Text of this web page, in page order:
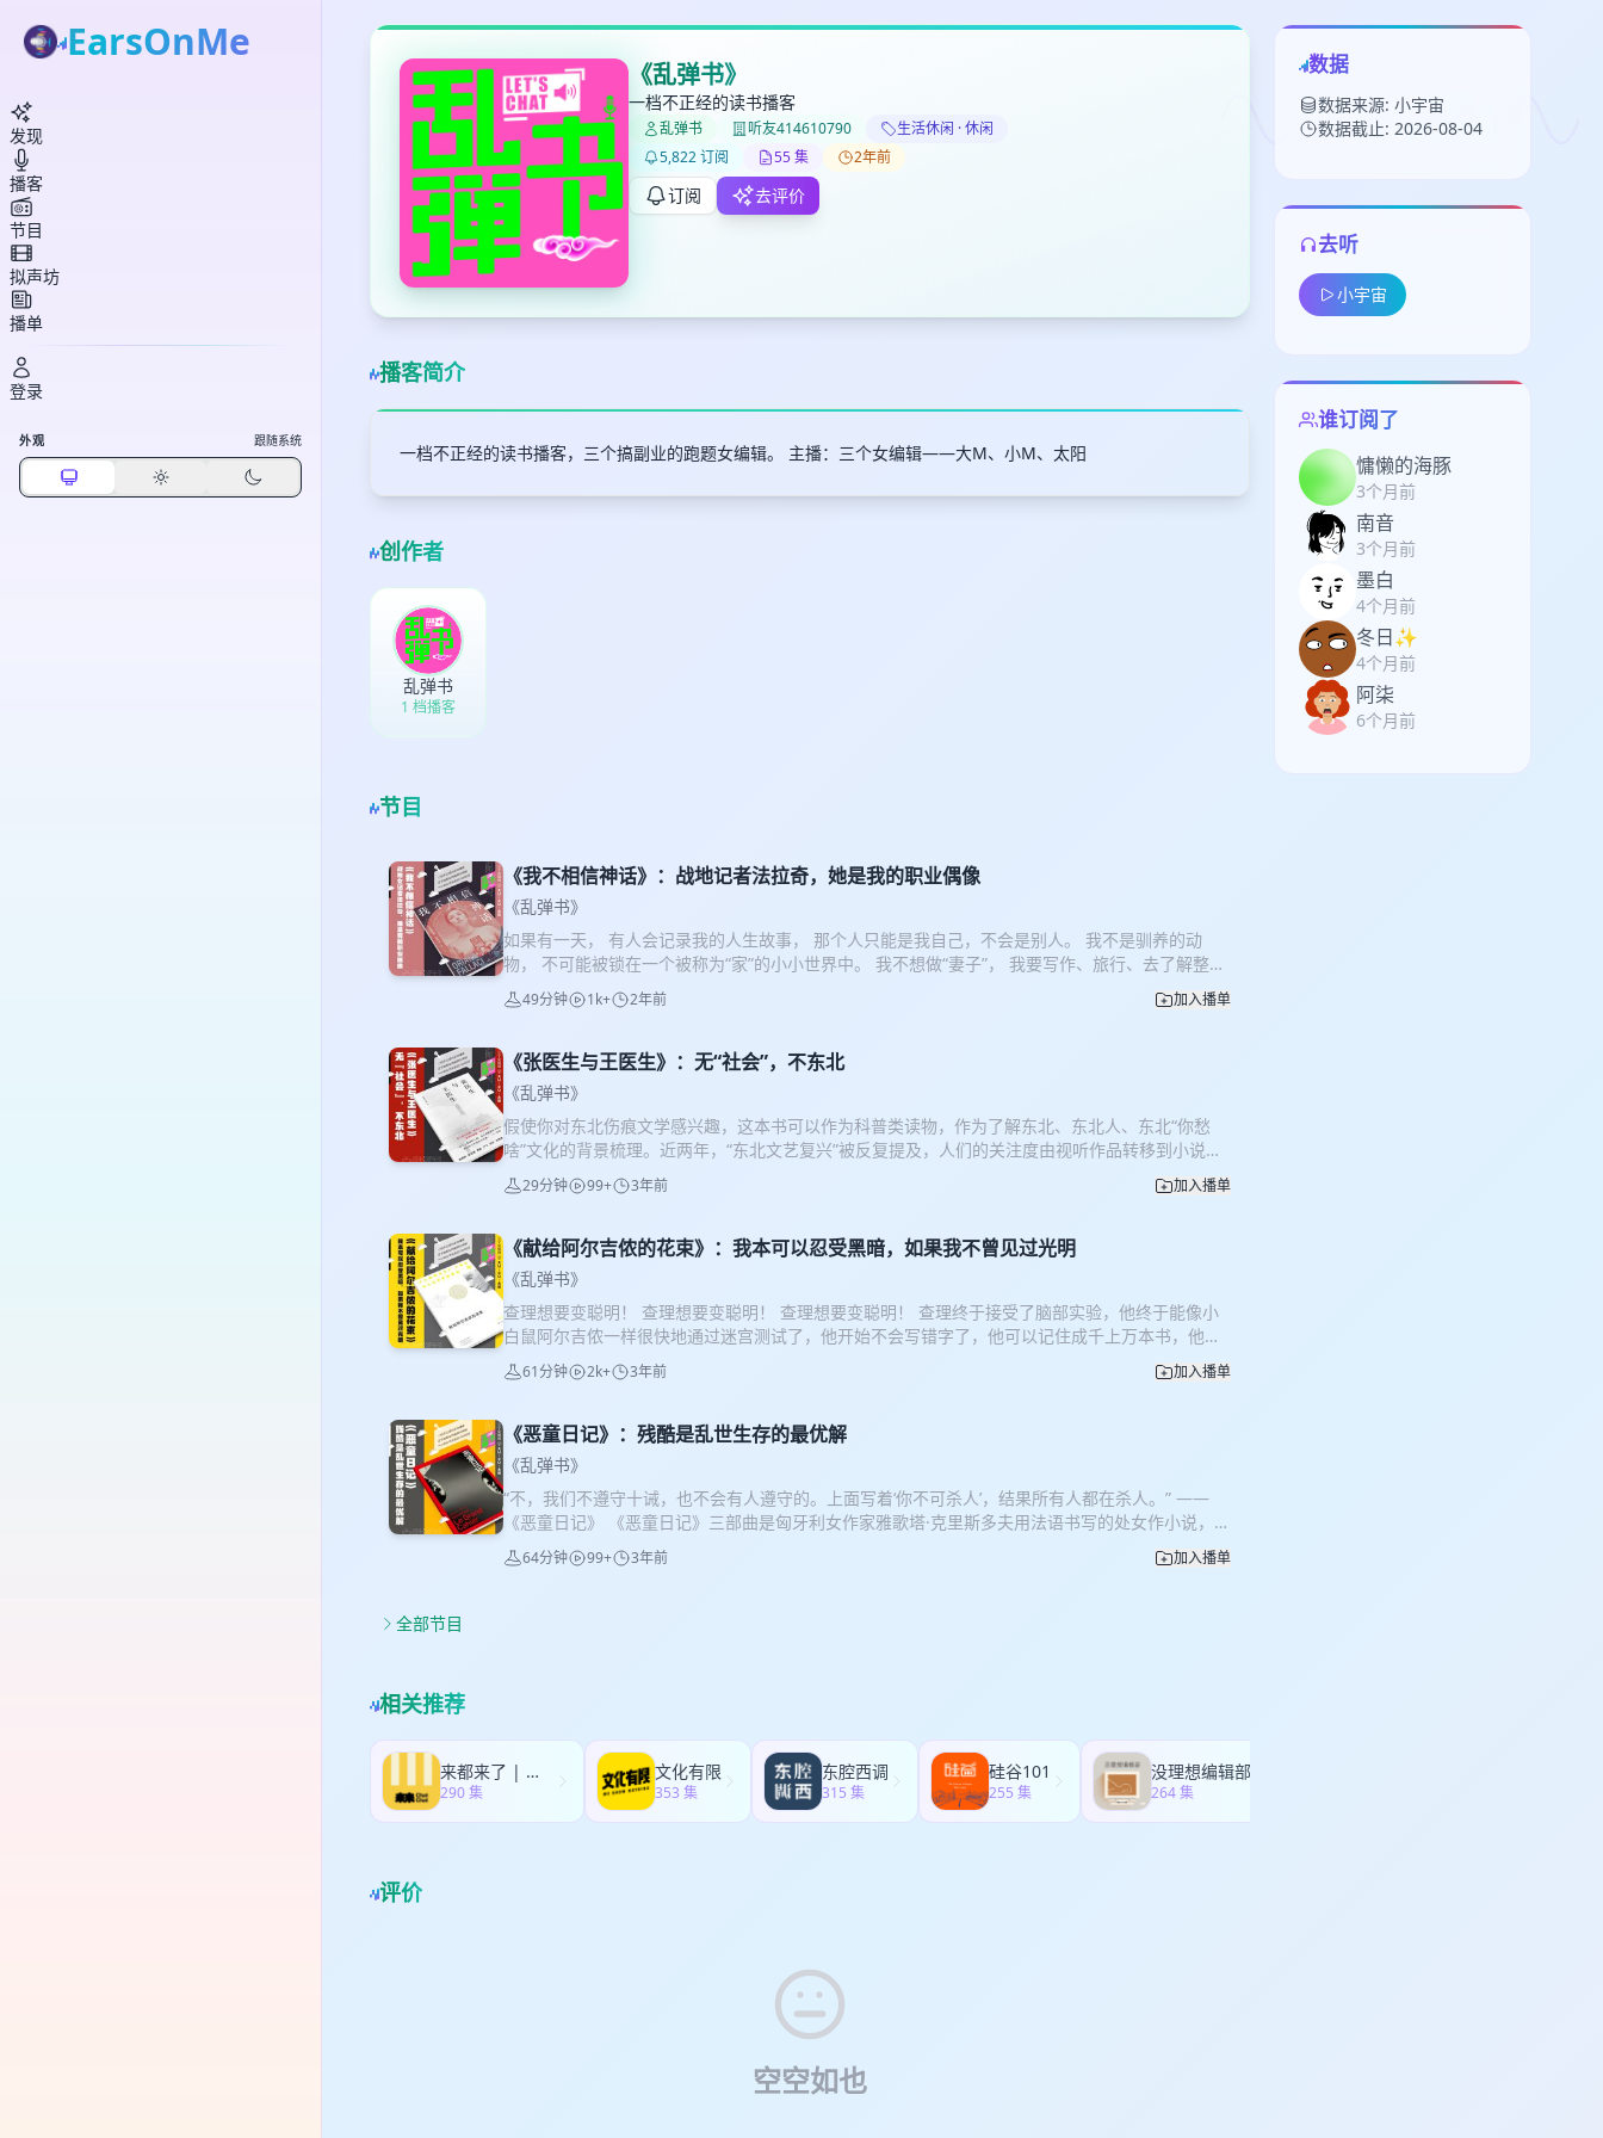
《乱弹书》
一档不正经的读书播客
乱弹书 听友414610790
生活休闲 · 休闲
5,822 订阅
55 集 2年前
订阅 去评价
播客简介
一档不正经的读书播客，三个搞副业的跑题女编辑。 主播：三个女编辑——大M、小M、太阳
创作者
乱弹书
1 档播客
节目
《我不相信神话》：战地记者法拉奇，她是我的职业偶像
《乱弹书》
如果有一天， 有人会记录我的人生故事， 那个人只能是我自己，不会是别人。 我不是驯养的动
物， 不可能被锁在一个被称为“家”的小小世界中。 我不想做“妻子”， 我要写作、旅行、去了解整个
世界，要充分使用我的一生。 法拉奇是我的职业偶像，也是我生活中的一位智者， 她是一位真正的
优秀的记者， 面对世界金字塔顶端的领导者， 她始终沉着应对。 她是骄傲的，也是自在自由的一
《给一个未出生孩子的信》《从不妥协：法拉奇传》…… 也是这一次顺带推荐的书单。
49分钟 1k+ 2年前 加入播单
《张医生与王医生》：无“社会”，不东北
《乱弹书》
假使你对东北伤痕文学感兴趣，这本书可以作为科普类读物，作为了解东北、东北人、东北“你愁
啥”文化的背景梳理。近两年，“东北文艺复兴”被反复提及，人们的关注度由视听作品转移到小说文
学领域，它们协力打造了来自乡村和城市的两种面貌，稳固了外地人对东北的认知体系，乡村绝对
接地气、人人皆为幽默大师，城市则持续抒发着老牌工业基地、“共和国长子”的转型之痛。
29分钟 99+ 3年前 加入播单
《献给阿尔吉侬的花束》：我本可以忍受黑暗，如果我不曾见过光明
《乱弹书》
查理想要变聪明！ 查理想要变聪明！ 查理想要变聪明！ 查理终于接受了脑部实验，他终于能像小
白鼠阿尔吉侬一样很快地通过迷宫测试了，他开始不会写错字了，他可以记住成千上万本书，他能
够弥补自己这项实验的错漏。或许，他终于可以符合母亲的期待了…… 查理或许获得了智，却未能
来得及领略慧。 查理变成了天才，人落入了暗黑深渊中──焦虑、不安、偏狭、猜忌。他发现真实
吉侬逐渐走向衰亡，这项实验或许终究失败了，也意味着，他的天才体验马上就要结束了…… 或
许，试图理解这个世界的我们才是最有勇气的，毕竟，“理解”是最大的残酷。
61分钟 2k+ 3年前 加入播单
《恶童日记》：残酷是乱世生存的最优解
《乱弹书》
“不，我们不遵守十诫，也不会有人遵守的。上面写着‘你不可杀人’，结果所有人都在杀人。” ——
《恶童日记》 《恶童日记》三部曲是匈牙利女作家雅歌塔·克里斯多夫用法语书写的处女作小说，以
一对双胞胎兄弟为第一视角，以近乎白描的方式描述了战争中人性的极端状态。三本书既各自单独
成书，连在一起又是一个完整的故事。 第一部《恶童日记》：双胞胎兄弟合二为一，抛弃了人性中
64分钟 99+ 3年前 加入播单
全部节目
相关推荐
来都来了 | 听了再走
290 集
文化有限
353 集
东腔西调
315 集
硅谷101
255 集
没理想编辑部
264 集
评价
空空如也
数据
数据来源: 小宇宙
数据截止: 2026-08-04
去听
小宇宙
谁订阅了
慵懒的海豚
3个月前
南音
3个月前
墨白
4个月前
冬日✨
4个月前
阿柒
6个月前
打分
键盘下留人
高
删除确认
EarsOnMe
发现
播客
节目
拟声坊
播单
登录
外观 跟随系统
加入播单